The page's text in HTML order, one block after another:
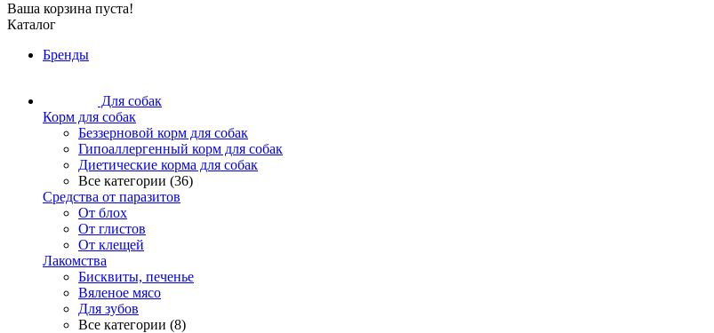
Ваша корзина пуста!
Каталог
Бренды
Для собак
Корм для собак
Беззерновой корм для собак
Гипоаллергенный корм для собак
Диетические корма для собак
Все категории (36)
Средства от паразитов
От блох
От глистов
От клещей
Лакомства
Бисквиты, печенье
Вяленое мясо
Для зубов
Все категории (8)